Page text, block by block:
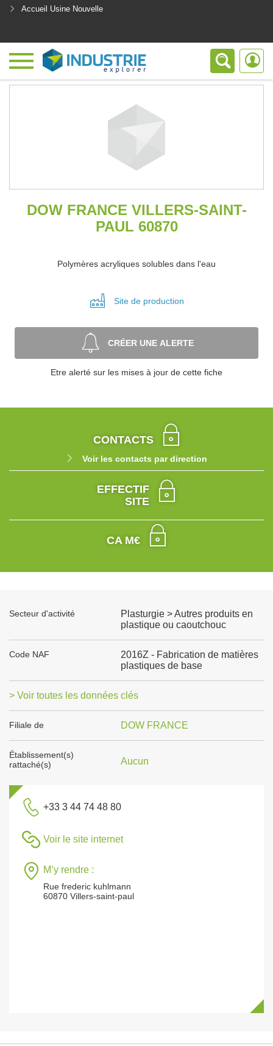
Accueil Usine Nouvelle
DOW FRANCE VILLERS-SAINT-
PAUL 60870
Polymères acryliques solubles dans l'eau
Site de production
CRÉER UNE ALERTE
Etre alerté sur les mises à jour de cette fiche
CONTACTS
Voir les contacts par direction
EFFECTIF
SITE
CA M€
Secteur d'activité
Plasturgie > Autres produits en
plastique ou caoutchouc
Code NAF
2016Z - Fabrication de matières
plastiques de base
> Voir toutes les données clés
Filiale de DOW FRANCE
Établissement(s)
rattaché(s)
Aucun
+33 3 44 74 48 80
Voir le site internet
M’y rendre :
Rue frederic kuhlmann
60870 Villers-saint-paul